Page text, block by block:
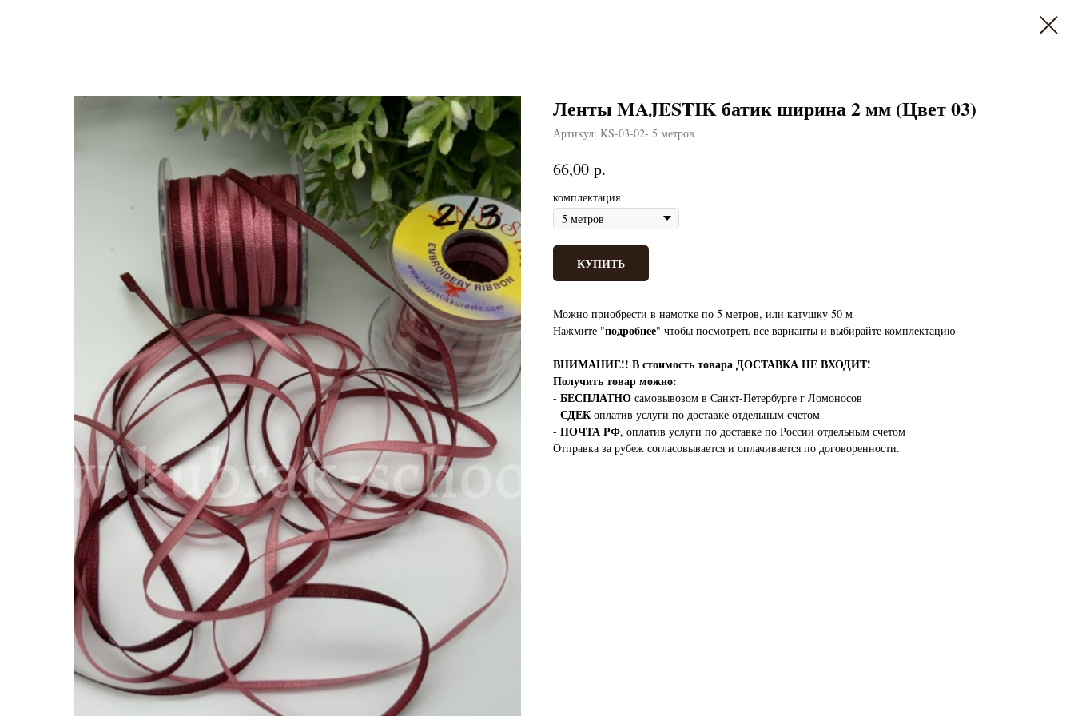
Ленты MAJESTIK батик ширина 2 мм (Цвет 03)
Артикул: KS-03-02- 5 метров
66,00 р.
комплектация
КУПИТЬ
Можно приобрести в намотке по 5 метров, или катушку 50 м
Нажмите "подробнее" чтобы посмотреть все варианты и выбирайте комплектацию
ВНИМАНИЕ!! В стоимость товара ДОСТАВКА НЕ ВХОДИТ!
Получить товар можно:
- БЕСПЛАТНО самовывозом в Санкт-Петербурге г Ломоносов
- СДЕК оплатив услуги по доставке отдельным счетом
- ПОЧТА РФ, оплатив услуги по доставке по России отдельным счетом
Отправка за рубеж согласовывается и оплачивается по договоренности.